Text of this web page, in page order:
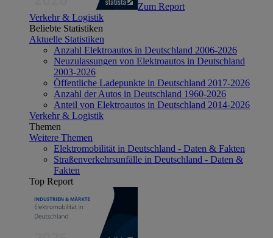
Zum Report
Verkehr & Logistik
Beliebte Statistiken
Aktuelle Statistiken
Anzahl Elektroautos in Deutschland 2006-2026
Neuzulassungen von Elektroautos in Deutschland
2003-2026
Öffentliche Ladepunkte in Deutschland 2017-2026
Anzahl der Autos in Deutschland 1960-2026
Anteil von Elektroautos in Deutschland 2014-2026
Verkehr & Logistik
Themen
Weitere Themen
Elektromobilität in Deutschland - Daten & Fakten
Straßenverkehrsunfälle in Deutschland - Daten &
Fakten
Top Report